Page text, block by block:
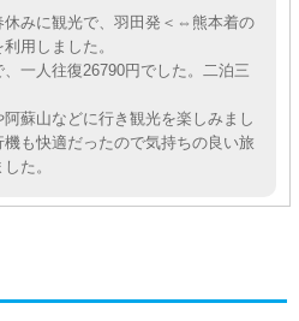
休みに観光で、羽田発＜⇔熊本着の
用しました。
、一人往復26790円でした。二泊三
阿蘇山などに行き観光を楽しみまし
機も快適だったので気持ちの良い旅
た。